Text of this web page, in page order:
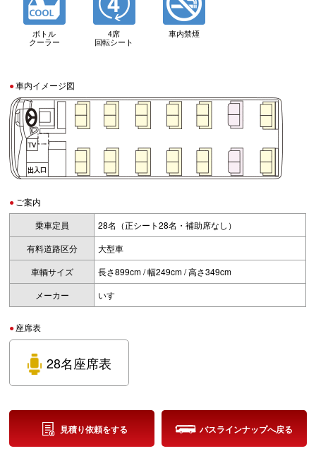
ボトル
クーラー
4席
回転シート
車内禁煙
車内イメージ図
ご案内
乗車定員
28名（正シート28名・補助席なし）
有料道路区分
大型車
車輌サイズ
長さ899cm / 幅249cm / 高さ349cm
メーカー
いすゞ
座席表
28名座席表
見積り依頼をする バスラインナップへ戻る